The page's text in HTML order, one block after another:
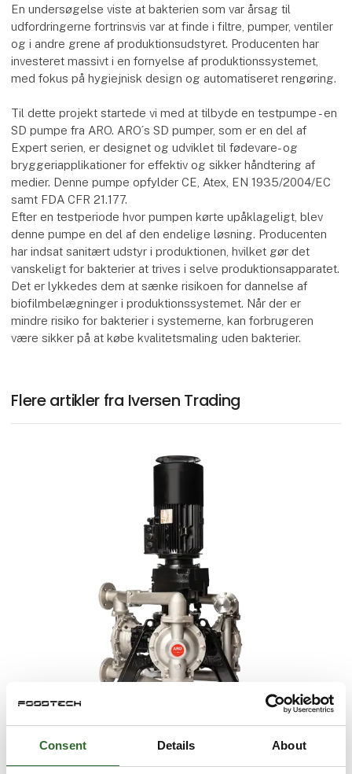
Consent Details About
En undersøgelse viste at bakterien som var årsag til
udfordringerne fortrinsvis var at finde i filtre, pumper, ventiler
og i andre grene af produktionsudstyret. Producenten har
investeret massivt i en fornyelse af produktionssystemet,
med fokus på hygiejnisk design og automatiseret rengøring.
Til dette projekt startede vi med at tilbyde en testpumpe - en
SD pumpe fra ARO. ARO´s SD pumper, som er en del af
Expert serien, er designet og udviklet til fødevare- og
bryggeriapplikationer for effektiv og sikker håndtering af
medier. Denne pumpe opfylder CE, Atex, EN 1935/2004/EC
samt FDA CFR 21.177.
Efter en testperiode hvor pumpen kørte upåklageligt, blev
denne pumpe en del af den endelige løsning. Producenten
har indsat sanitært udstyr i produktionen, hvilket gør det
vanskeligt for bakterier at trives i selve produktionsapparatet.
Det er lykkedes dem at sænke risikoen for dannelse af
biofilmbelægninger i produktionssystemet. Når der er
mindre risiko for bakterier i systemerne, kan forbrugeren
være sikker på at købe kvalitetsmaling uden bakterier.
Flere artikler fra Iversen Trading
27. september 2022
ARO præsenterer -DEN STØRSTE